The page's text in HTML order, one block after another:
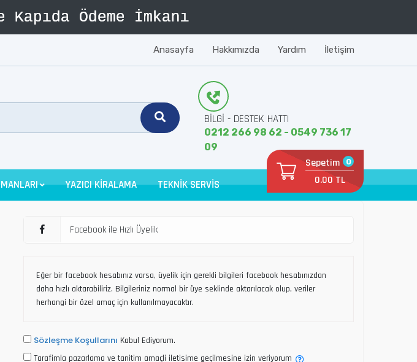
Anasayfa Hakkımızda Yardım İletişim
BİLGİ - DESTEK HATTI
0212 266 98 62 - 0549 736 17
09
Sepetim 0
0.00 TL
YAZICI KİRALAMA TEKNİK SERVİS
Facebook ile Hızlı Üyelik
Eğer bir facebook hesabınız varsa, üyelik için gerekli bilgileri facebook hesabınızdan
daha hızlı aktarabiliriz. Bilgileriniz normal bir üye seklinde aktarılacak olup, veriler
herhangi bir özel amaç için kullanılmayacaktır.
Sözleşme Koşullarını Kabul Ediyorum.
Tarafimla pazarlama ve tanitim amaçli iletisime geçilmesine izin veriyorum